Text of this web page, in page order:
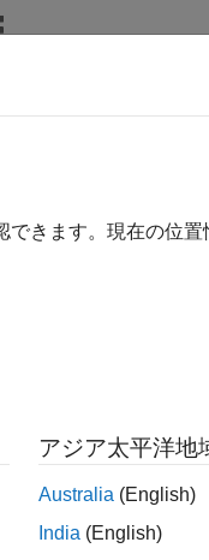
スペクターの時間プ
。設定はレイアウト
は時間プロットの枠
できます。現在の位置
アジア太平洋地
Australia (English)
India (English)